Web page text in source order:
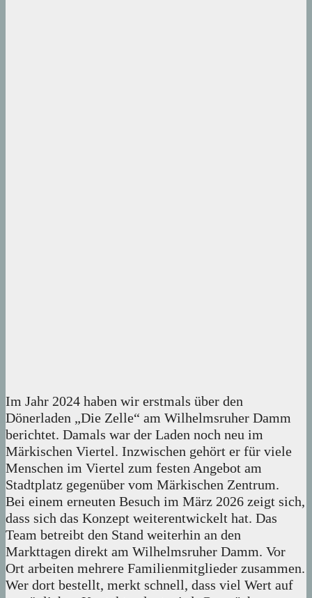
Im Jahr 2024 haben wir erstmals über den
Dönerladen „Die Zelle“ am Wilhelmsruher Damm
berichtet. Damals war der Laden noch neu im
Märkischen Viertel. Inzwischen gehört er für viele
Menschen im Viertel zum festen Angebot am
Stadtplatz gegenüber vom Märkischen Zentrum.
Bei einem erneuten Besuch im März 2026 zeigt sich,
dass sich das Konzept weiterentwickelt hat. Das
Team betreibt den Stand weiterhin an den
Markttagen direkt am Wilhelmsruher Damm. Vor
Ort arbeiten mehrere Familienmitglieder zusammen.
Wer dort bestellt, merkt schnell, dass viel Wert auf